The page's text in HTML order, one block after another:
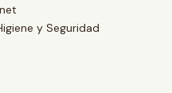
y Seguridad